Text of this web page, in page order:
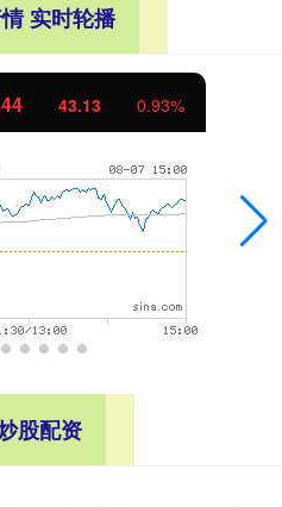
实时轮播
证50 1134.24
股配资